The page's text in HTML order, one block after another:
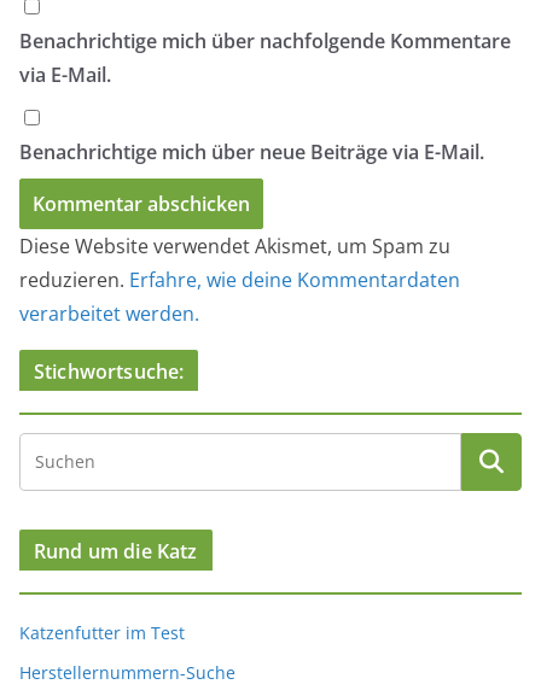
Benachrichtige mich über nachfolgende Kommentare
via E-Mail.
Benachrichtige mich über neue Beiträge via E-Mail.
Diese Website verwendet Akismet, um Spam zu
reduzieren. Erfahre, wie deine Kommentardaten
verarbeitet werden.
Stichwortsuche:
Rund um die Katz
Katzenfutter im Test
Herstellernummern-Suche